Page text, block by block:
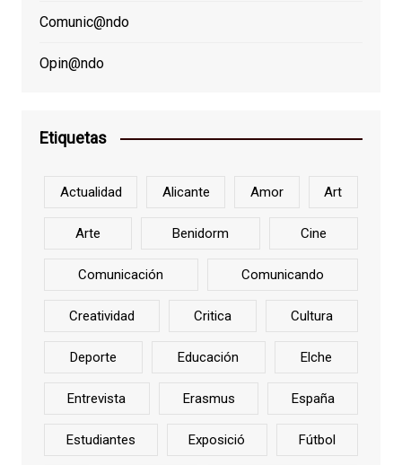
Comunic@ndo
Opin@ndo
Etiquetas
Actualidad Alicante Amor Art
Arte Benidorm Cine
Comunicación Comunicando
Creatividad Critica Cultura
Deporte Educación Elche
Entrevista Erasmus España
Estudiantes Exposició Fútbol